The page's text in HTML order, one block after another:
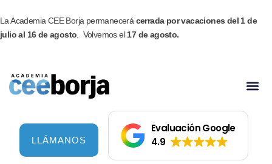
contenido
La Academia CEE Borja permanecerá cerrada por vacaciones del 1 de
julio al 16 de agosto . Volvemos el17 de agosto.
LLÁMANOS
Evaluación Google
4.9